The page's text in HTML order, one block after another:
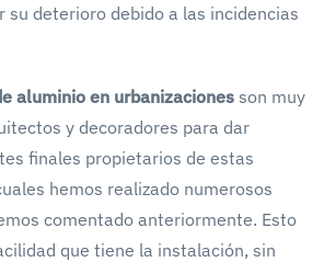
su deterioro debido a las incidencias
aluminio en urbanizaciones son muy
y decoradores para dar
finales propietarios de estas
hemos realizado numerosos
comentado anteriormente. Esto
que tiene la instalación, sin